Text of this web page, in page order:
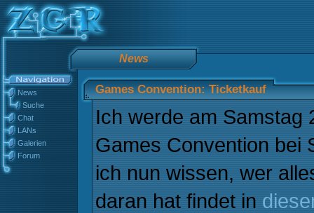
News
News
Suche
Chat
LANs
Galerien
Forum
Games Convention: Ticketkauf
Ich werde am Samstag
Games Convention bei
ich nun wissen, wer
daran hat findet in